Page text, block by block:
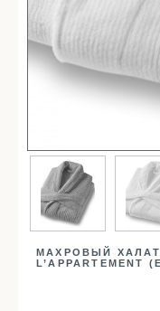
МАХРОВЫЙ ХАЛАТ
L’APPARTEMENT